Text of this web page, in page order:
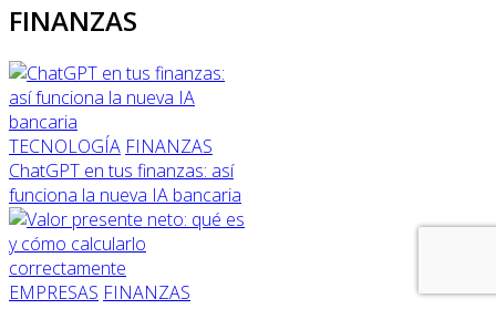
FINANZAS
TECNOLOGÍA FINANZAS
ChatGPT en tus finanzas: así
funciona la nueva IA bancaria
EMPRESAS FINANZAS